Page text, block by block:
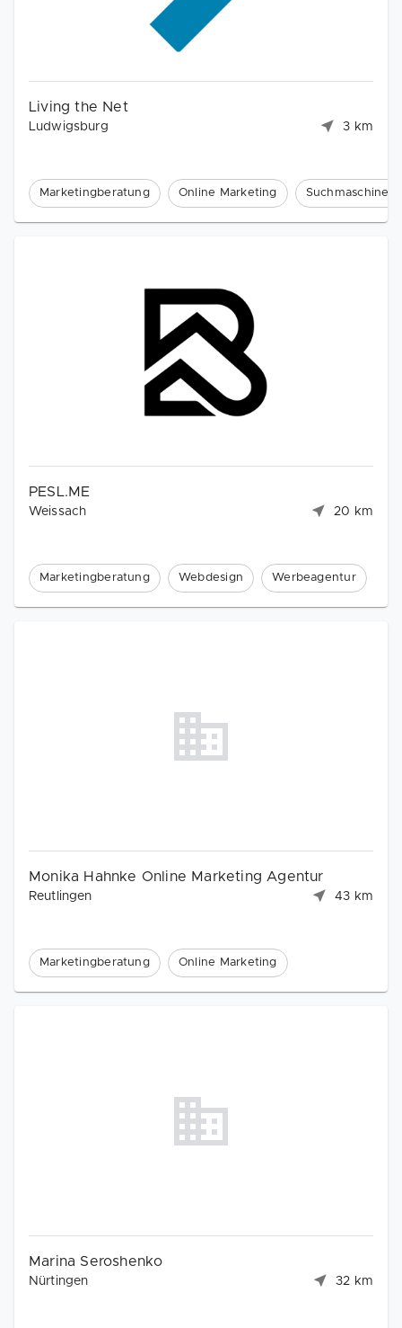
Living the Net
Ludwigsburg 3 km
Marketingberatung Online Marketing
PESL.ME
Weissach 20 km
Marketingberatung Webdesign Werbeagentur
Monika Hahnke Online Marketing Agentur
Reutlingen 43 km
Marketingberatung Online Marketing
Marina Seroshenko
Nürtingen 32 km